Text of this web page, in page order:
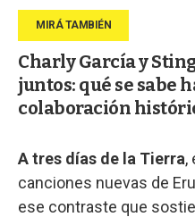
Charly García y
juntos: qué se sabe
colaboración
A tres días de la Tierra,
canciones nuevas de
ese contraste que